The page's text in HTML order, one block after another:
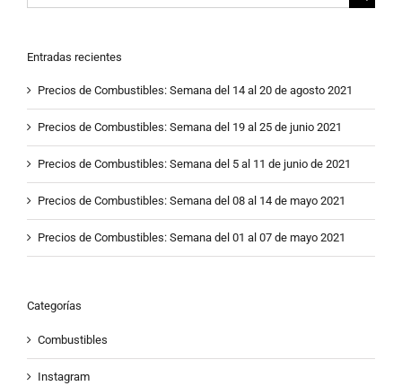
Entradas recientes
Precios de Combustibles: Semana del 14 al 20 de agosto 2021
Precios de Combustibles: Semana del 19 al 25 de junio 2021
Precios de Combustibles: Semana del 5 al 11 de junio de 2021
Precios de Combustibles: Semana del 08 al 14 de mayo 2021
Precios de Combustibles: Semana del 01 al 07 de mayo 2021
Categorías
Combustibles
Instagram